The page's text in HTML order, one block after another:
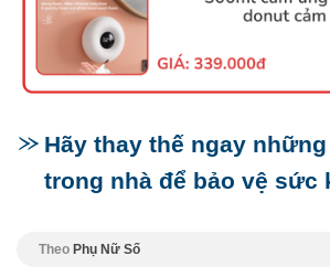
Hãy thay thế ngay
trong nhà để bảo vệ sức
Theo Phụ Nữ Số